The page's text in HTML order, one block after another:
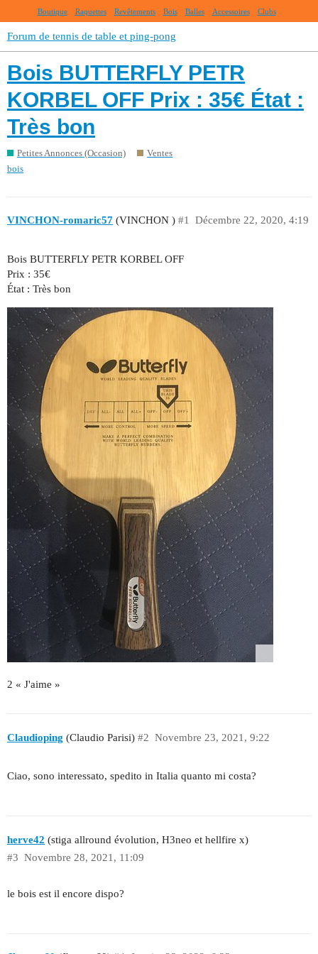
Boutique Raquettes Revêtements Bois Balles Accessoires Clubs
Forum de tennis de table et ping-pong
Bois BUTTERFLY PETR
KORBEL OFF Prix : 35€ État :
Très bon
Petites Annonces (Occasion)
Ventes
bois
VINCHON-romaric57 (VINCHON ) Décembre 22, 2020, 4:19
#1
Bois BUTTERFLY PETR KORBEL OFF
Prix : 35€
État : Très bon
2 « J'aime »
Claudioping (Claudio Parisi) Novembre 23, 2021, 9:22
#2
Ciao, sono interessato, spedito in Italia quanto mi costa?
herve42 (stiga allround évolution, H3neo et hellfire x)
Novembre 28, 2021, 11:09
#3
le bois est il encore dispo?